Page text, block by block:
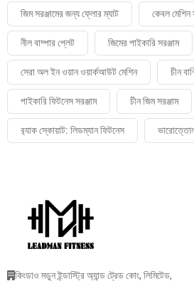
জিম সরঞ্জামের জন্য ফ্লোর ম্যাট কেবল
নীল বাম্পার প্লেট জিমের পাইকারি সরঞ্জাম
সেরা অল ইন ওয়ান ওয়ার্কআউট মেশিন চীন
পাইকারি ফিটনেস সরঞ্জাম চীন জিম সরঞ্জাম
র‍্যাক স্কোয়াট: লিডম্যান ফিটনেস
কিংডাও মডুন ইন্ডাস্ট্রি অ্যান্ড ট্রেড কোং, লিমিটেড,